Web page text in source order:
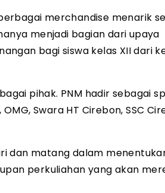
merchandise menarik
menjadi bagian dari upaya
bagi siswa kelas XII dari
pihak. PNM hadir sebagai
Swara HT Cirebon, SSC
dan matang dalam
perkuliahan yang akan